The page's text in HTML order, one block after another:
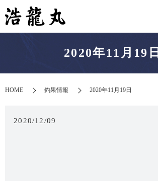
2020年11月19日
HOME 釣果情報 2020年11月19日
2020/12/09